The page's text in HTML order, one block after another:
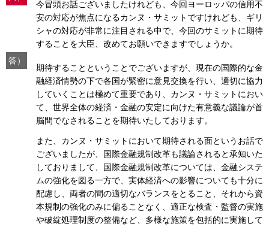
今冒頭お話ございましたけれども、今回ヨーロッパの信用不
安の対応が焦点になるカンヌ・サミットですけれども、ギリ
シャの対応が非常に注目される中で、今回のサミットに期待
することを大臣、改めてお願いできますでしょうか。
答）
期待することということでございますが、現在の国際的な金
融経済情勢の下で各国が緊密に意見交換を行い、適切に協力
していくことは極めて重要であり、カンヌ・サミットにおい
て、世界全体の経済・金融の安定に向けた有意義な議論が首
脳間でなされることを期待いたしております。
また、カンヌ・サミットにおいて期待される面というお話で
ございましたが、国際金融規制改革も議論されると承知いた
しておりまして、国際金融規制改革については、金融システ
ムの強化を図る一方で、実体経済への影響についても十分に
配慮し、両者の間の適切なバランスをとること、それから資
本規制の強化のみに偏ることなく、適正な検査・監督の実施
や破綻処理制度の整備など、多様な施策を包括的に実施して